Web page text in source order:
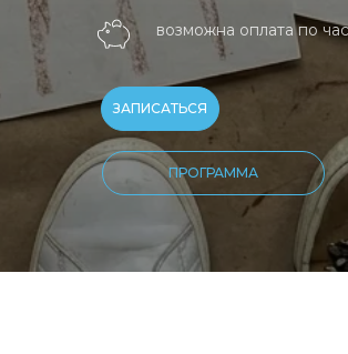
ПРОГРАММА
ЗАПИСАТЬСЯ
возможна оплата по